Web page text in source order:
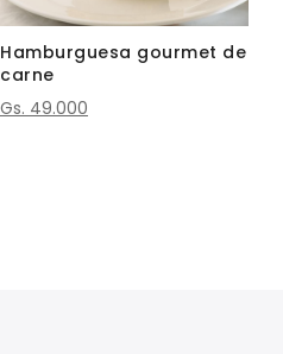
Hamburguesa gourmet de
carne
Gs. 49.000